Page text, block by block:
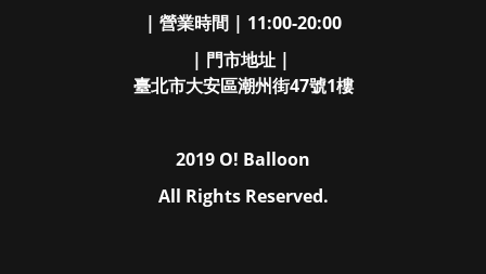
| 營業時間 | 11:00-20:00
| 門市地址 |
臺北市大安區潮州街47號1樓
2019 O! Balloon
All Rights Reserved.